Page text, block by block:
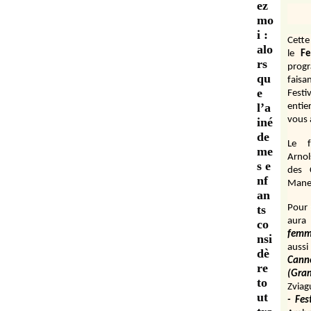
ez
mo
i :
alo
rs
qu
e
l’a
iné
de
me
s e
nf
an
ts
co
nsi
dè
re
to
ut
le
vous
Le
des
Pour
aura
aussi
-